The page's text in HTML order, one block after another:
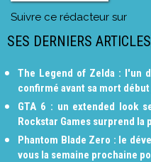
Suivre ce rédacteur sur
SES DERNIERS ARTICLES
The Legend of Zelda : l'un
confirmé avant sa mort
GTA 6 : un extended look
Rockstar Games surprend la
Phantom Blade Zero : le
vous la semaine prochaine